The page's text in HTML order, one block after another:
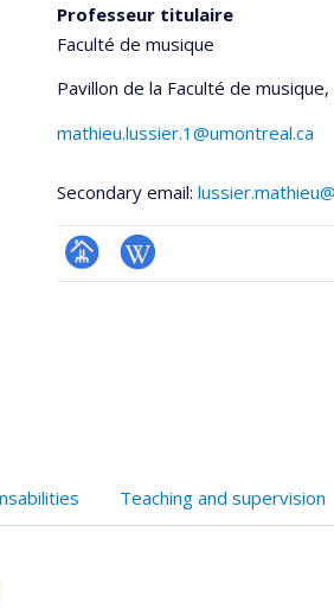
Professeur titulaire
Faculté de musique
Pavillon de la Faculté de musique
mathieu.lussier.1@umontreal.ca
Secondary email:
Page Wiki
Teaching and supervision